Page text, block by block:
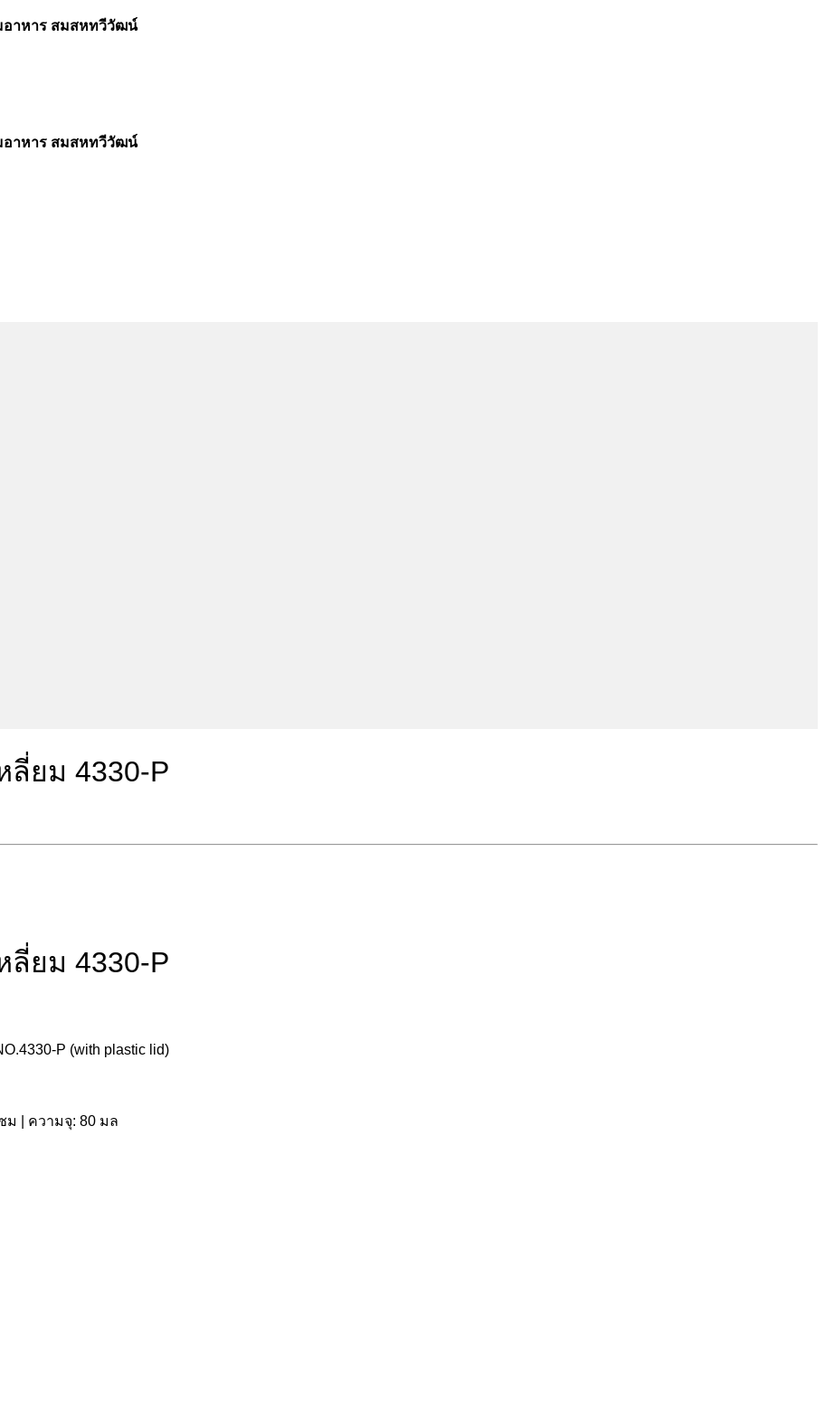
อาหาร สมสหทวีวัฒน์
อาหาร สมสหทวีวัฒน์
ลี่ยม 4330-P
ลี่ยม 4330-P
P (with plastic lid)
ม | ความจุ: 80 มล